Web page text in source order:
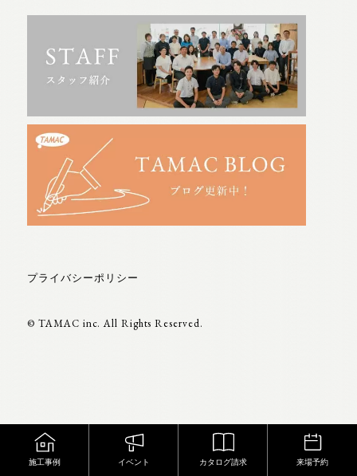
プライバシーポリシー
© TAMAC inc. All Rights Reserved.
施工事例 イベント カタログ請求 来場予約